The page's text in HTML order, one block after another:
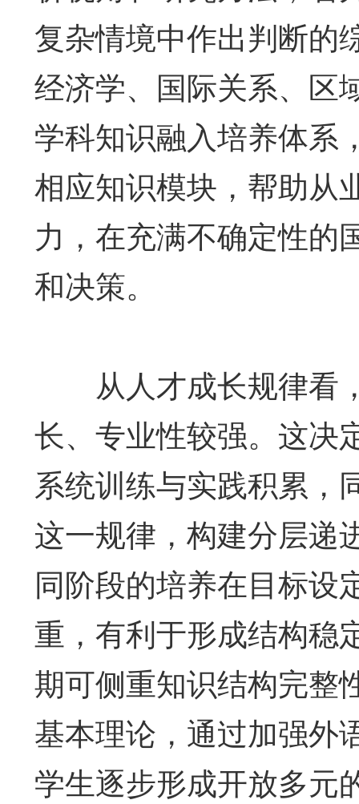
复杂情境中作出判断的
经济学、国际关系、区
学科知识融入培养体系
相应知识模块，帮助从
力，在充满不确定性的
和决策。
从人才成长规律看
长、专业性较强。这决
系统训练与实践积累，
这一规律，构建分层递
同阶段的培养在目标设
重，有利于形成结构稳
期可侧重知识结构完整
基本理论，通过加强外
学生逐步形成开放多元